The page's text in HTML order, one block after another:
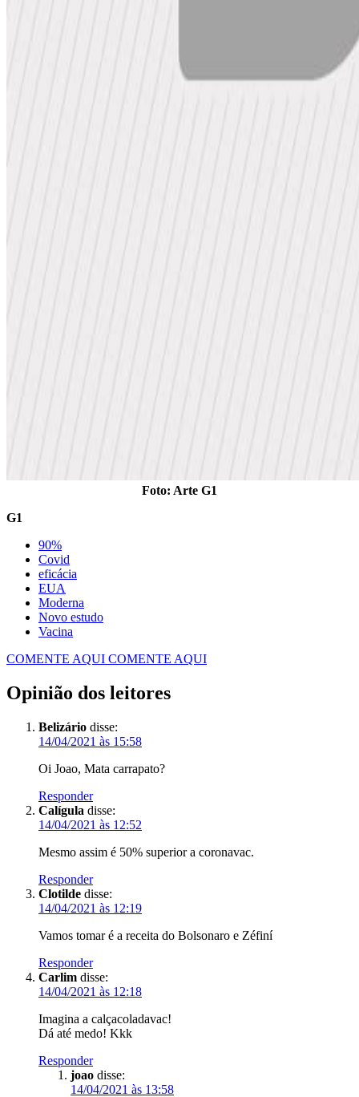
Foto: Arte G1
G1
90%
Covid
eficácia
EUA
Moderna
Novo estudo
Vacina
COMENTE AQUI COMENTE AQUI
Opinião dos leitores
Belizário disse:
14/04/2021 às 15:58
Oi Joao, Mata carrapato?
Responder
Calígula disse:
14/04/2021 às 12:52
Mesmo assim é 50% superior a coronavac.
Responder
Clotilde disse:
14/04/2021 às 12:19
Vamos tomar é a receita do Bolsonaro e Zéfiní
Responder
Carlim disse:
14/04/2021 às 12:18
Imagina a calçacoladavac!
Dá até medo! Kkk
Responder
joao disse:
14/04/2021 às 13:58